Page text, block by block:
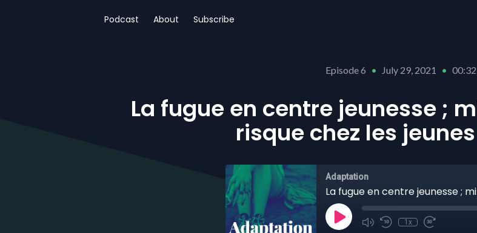
Podcast About Subscribe
Episode 6 • July 29, 2021 •
La fugue en centre jeunesse ;
risque chez les
Adaptation
1x